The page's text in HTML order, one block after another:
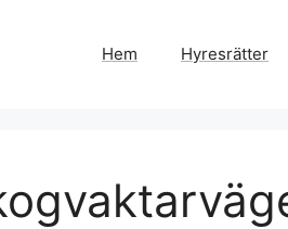
Hem Hyresrätter